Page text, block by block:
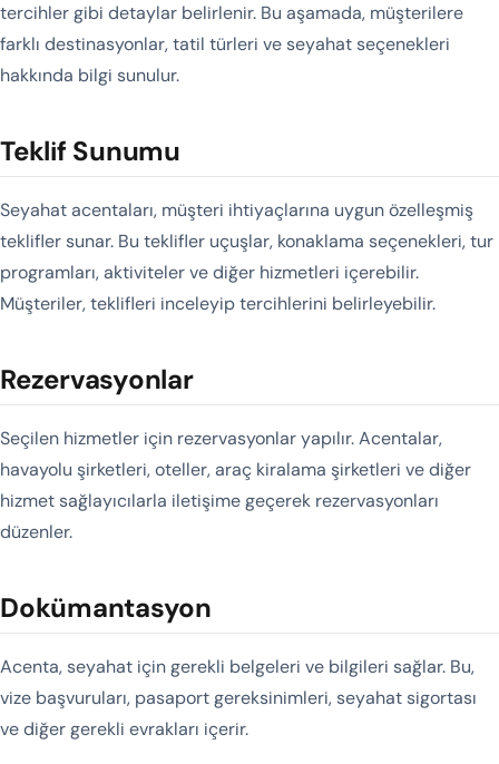
tercihler gibi detaylar belirlenir. Bu aşamada, müşterilere
farklı destinasyonlar, tatil türleri ve seyahat seçenekleri
hakkında bilgi sunulur.
Teklif Sunumu
Seyahat acentaları, müşteri ihtiyaçlarına uygun özelleşmiş
teklifler sunar. Bu teklifler uçuşlar, konaklama seçenekleri, tur
programları, aktiviteler ve diğer hizmetleri içerebilir.
Müşteriler, teklifleri inceleyip tercihlerini belirleyebilir.
Rezervasyonlar
Seçilen hizmetler için rezervasyonlar yapılır. Acentalar,
havayolu şirketleri, oteller, araç kiralama şirketleri ve diğer
hizmet sağlayıcılarla iletişime geçerek rezervasyonları
düzenler.
Dokümantasyon
Acenta, seyahat için gerekli belgeleri ve bilgileri sağlar. Bu,
vize başvuruları, pasaport gereksinimleri, seyahat sigortası
ve diğer gerekli evrakları içerir.